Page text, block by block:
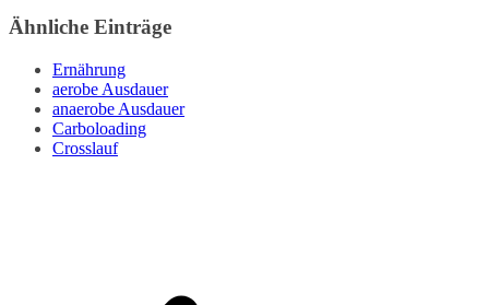
Ähnliche Einträge
Ernährung
aerobe Ausdauer
anaerobe Ausdauer
Carboloading
Crosslauf